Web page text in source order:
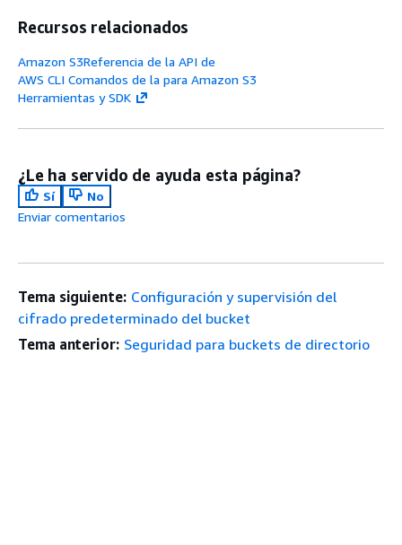
Recursos relacionados
Amazon S3Referencia de la API de
AWS CLI Comandos de la para Amazon S3
Herramientas y SDK
¿Le ha servido de ayuda esta página?
Sí
No
Enviar comentarios
Tema siguiente: Configuración y supervisión del
cifrado predeterminado del bucket
Tema anterior: Seguridad para buckets de directorio